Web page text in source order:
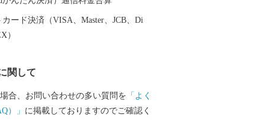
ード決済（VISA、Master、JCB、Di
）
関して
合、お問い合わせの多い質問を 「よく
）」 に掲載しておりますのでご確認く